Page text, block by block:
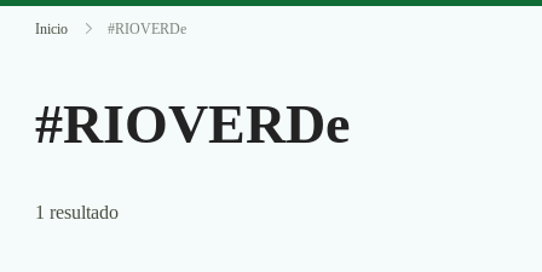
Inicio #RIOVERDe
#RIOVERDe
1 resultado